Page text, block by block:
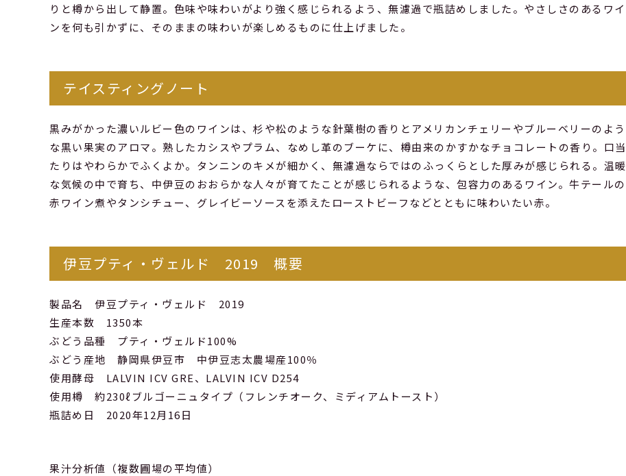
りと樽から出して静置。色味や味わいがより強く感じられるよう、無濾過で瓶詰めしました。やさしさのあるワイ
ンを何も引かずに、そのままの味わいが楽しめるものに仕上げました。
テイスティングノート
黒みがかった濃いルビー色のワインは、杉や松のような針葉樹の香りとアメリカンチェリーやブルーベリーのよう
な黒い果実のアロマ。熟したカシスやプラム、なめし革のブーケに、樽由来のかすかなチョコレートの香り。口当
たりはやわらかでふくよか。タンニンのキメが細かく、無濾過ならではのふっくらとした厚みが感じられる。温暖
な気候の中で育ち、中伊豆のおおらかな人々が育てたことが感じられるような、包容力のあるワイン。牛テールの
赤ワイン煮やタンシチュー、グレイビーソースを添えたローストビーフなどとともに味わいたい赤。
伊豆プティ・ヴェルド 2019 概要
製品名 伊豆プティ・ヴェルド 2019
生産本数 1350本
ぶどう品種 プティ・ヴェルド100%
ぶどう産地 静岡県伊豆市 中伊豆志太農場産100％
使用酵母 LALVIN ICV GRE、LALVIN ICV D254
使用樽 約230ℓブルゴーニュタイプ（フレンチオーク、ミディアムトースト）
瓶詰め日 2020年12月16日
果汁分析値（複数圃場の平均値）